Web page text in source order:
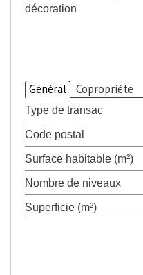
décoration
Général Copropriété
Type de transac
Code postal
Surface habitable (m²)
Nombre de niveaux
Superficie (m²)